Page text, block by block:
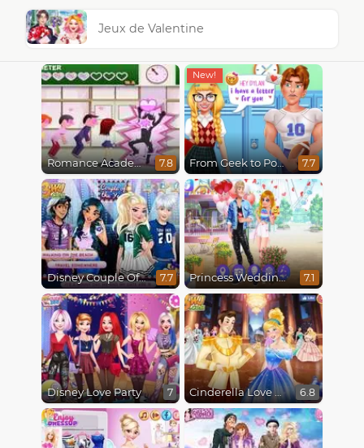
Jeux de Valentine
Romance Academy 7.8 From Geek to Popular Girl 7.7
Disney Couple Of The Year 7.7 Princess Wedding Drama 7.1
Disney Love Party 7 Cinderella Love On The Run 6.8